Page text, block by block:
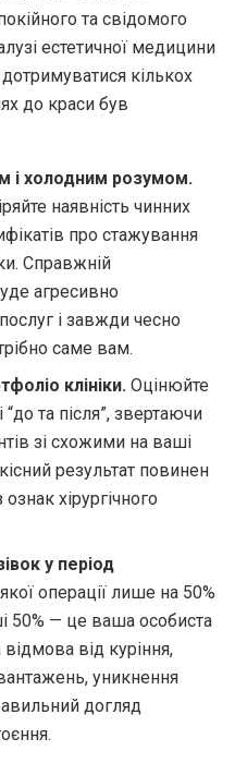
та свідомого
естетичної медицини
кількох
до краси був
і холодним розумом.
наявність чинних
про стажування
Справжній
агресивно
і завжди чесно
саме вам.
клініки. Оцінюйте
та після”, звертаючи
зі схожими на ваші
результат повинен
хірургічного
у період
операції лише на 50%
50% — це ваша особиста
від куріння,
уникнення
догляд